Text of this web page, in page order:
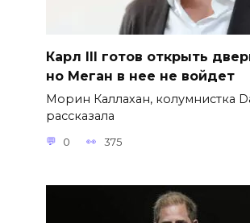
Карл III готов открыть
но Меган в нее не войдет
Морин Каллахан, колумнистка
рассказала
0 375